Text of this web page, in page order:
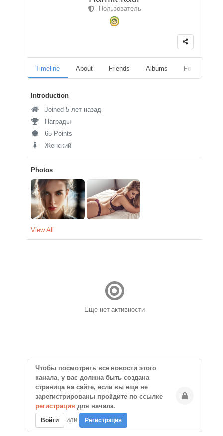
Пользователь
Timeline About Friends Albums Followers
Introduction
Joined 5 лет назад
Награды
65 Points
Женский
Photos
View All
Еще нет активности
Чтобы посмотреть все новости этого
канала, у вас должна быть создана
страница на сайте, если вы еще не
зарегистрированы пройдите по ссылке
регистрация для начала.
Войти или Регистрация